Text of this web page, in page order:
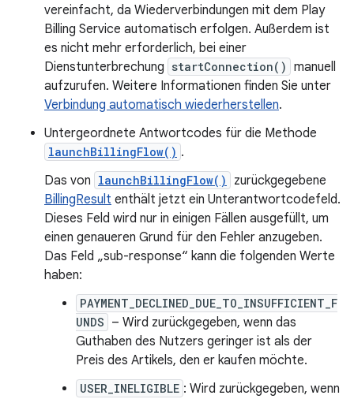
vereinfacht, da Wiederverbindungen mit dem Play
Billing Service automatisch erfolgen. Außerdem ist
es nicht mehr erforderlich, bei einer
Dienstunterbrechung startConnection() manuell
aufzurufen. Weitere Informationen finden Sie unter
Verbindung automatisch wiederherstellen.
Untergeordnete Antwortcodes für die Methode
launchBillingFlow() .
Das von launchBillingFlow()
zurückgegebene
BillingResult enthält jetzt ein Unterantwortcodefeld.
Dieses Feld wird nur in einigen Fällen ausgefüllt, um
einen genaueren Grund für den Fehler anzugeben.
Das Feld „sub-response“ kann die folgenden Werte
haben:
PAYMENT_DECLINED_DUE_TO_INSUFFICIENT_F
UNDS – Wird zurückgegeben, wenn das
Guthaben des Nutzers geringer ist als der
Preis des Artikels, den er kaufen möchte.
USER_INELIGIBLE : Wird zurückgegeben, wenn